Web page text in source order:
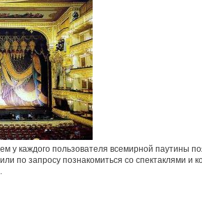
у каждого пользователя всемирной паутины
по запросу познакомиться со спектаклями и